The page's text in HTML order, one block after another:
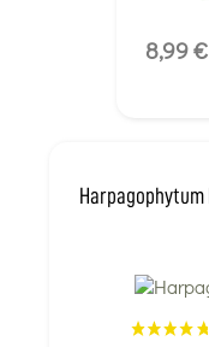
8,99 €